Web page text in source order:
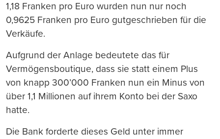
1,18 Franken pro Euro wurden nun nur noch
0,9625 Franken pro Euro gutgeschrieben für die
Verkäufe.
Aufgrund der Anlage bedeutete das für
Vermögensboutique, dass sie statt einem Plus
von knapp 300’000 Franken nun ein Minus von
über 1,1 Millionen auf ihrem Konto bei der Saxo
hatte.
Die Bank forderte dieses Geld unter immer